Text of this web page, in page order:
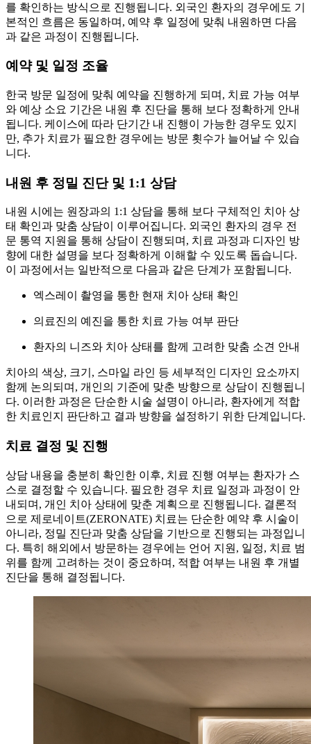
를 확인하는 방식으로 진행됩니다. 외국인 환자의 경우에도 기
본적인 흐름은 동일하며, 예약 후 일정에 맞춰 내원하면 다음
과 같은 과정이 진행됩니다.
예약 및 일정 조율
한국 방문 일정에 맞춰 예약을 진행하게 되며, 치료 가능 여부
와 예상 소요 기간은 내원 후 진단을 통해 보다 정확하게 안내
됩니다. 케이스에 따라 단기간 내 진행이 가능한 경우도 있지
만, 추가 치료가 필요한 경우에는 방문 횟수가 늘어날 수 있습
니다.
내원 후 정밀 진단 및 1:1 상담
내원 시에는 원장과의 1:1 상담을 통해 보다 구체적인 치아 상
태 확인과 맞춤 상담이 이루어집니다. 외국인 환자의 경우 전
문 통역 지원을 통해 상담이 진행되며, 치료 과정과 디자인 방
향에 대한 설명을 보다 정확하게 이해할 수 있도록 돕습니다.
이 과정에서는 일반적으로 다음과 같은 단계가 포함됩니다.
엑스레이 촬영을 통한 현재 치아 상태 확인
의료진의 예진을 통한 치료 가능 여부 판단
환자의 니즈와 치아 상태를 함께 고려한 맞춤 소견 안내
치아의 색상, 크기, 스마일 라인 등 세부적인 디자인 요소까지
함께 논의되며, 개인의 기준에 맞춘 방향으로 상담이 진행됩니
다. 이러한 과정은 단순한 시술 설명이 아니라, 환자에게 적합
한 치료인지 판단하고 결과 방향을 설정하기 위한 단계입니다.
치료 결정 및 진행
상담 내용을 충분히 확인한 이후, 치료 진행 여부는 환자가 스
스로 결정할 수 있습니다. 필요한 경우 치료 일정과 과정이 안
내되며, 개인 치아 상태에 맞춘 계획으로 진행됩니다. 결론적
으로 제로네이트(ZERONATE) 치료는 단순한 예약 후 시술이
아니라, 정밀 진단과 맞춤 상담을 기반으로 진행되는 과정입니
다. 특히 해외에서 방문하는 경우에는 언어 지원, 일정, 치료 범
위를 함께 고려하는 것이 중요하며, 적합 여부는 내원 후 개별
진단을 통해 결정됩니다.